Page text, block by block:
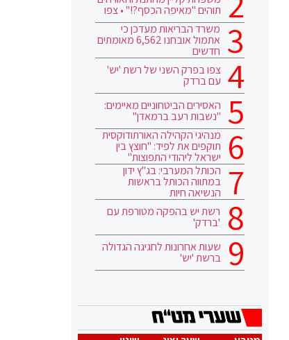
תוהים "מאיפה הכסף?!" • צפו
משרד הבריאות מעדכן כי
אתמול אובחנו 6,562 מאומתים
חדשים
צפו בפרק השני של רשת 'יש'
עם ברדק
האסירים הביטחוניים מאיימים:
"נשבות רעב ברמאדן"
מנהיגי הקהילה האורתודוקסית
תוקפים את לפיד: "חוצץ בין
ישראל ליהודי התפוצות"
הכותל המערבי: בג"ץ ידון
במתווה הכותל בראשות
הנשיאה חיות
רשת יש בהפקה מטורפת עם
'ברדק'
שעות אחרונות לחגיגה הגדולה
ברשת 'יש'